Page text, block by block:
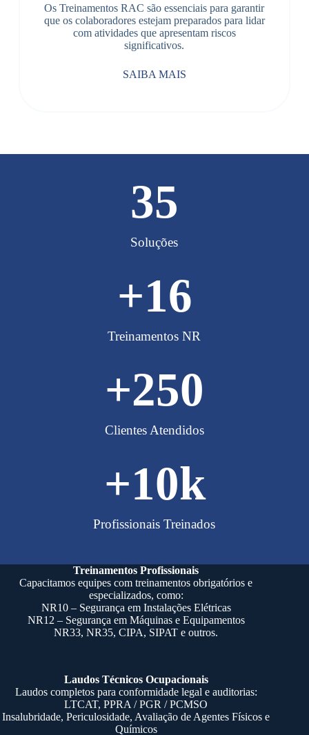
Os Treinamentos RAC são essenciais para garantir
que os colaboradores estejam preparados para lidar
com atividades que apresentam riscos
significativos.
SAIBA MAIS
Soluções
35
Treinamentos NR
+16
Clientes Atendidos
+250
Profissionais Treinados
+10k
Treinamentos Profissionais
Capacitamos equipes com treinamentos obrigatórios e
especializados, como:
NR10– Segurança em Instalações Elétricas
NR12 – Segurança em Máquinas e Equipamentos
NR33,NR35,CIPA, SIPAT e outros.
Laudos Técnicos Ocupacionais
Laudos completos para conformidade legal e auditorias:
LTCAT, PPRA / PGR / PCMSO
Insalubridade, Periculosidade, Avaliação de Agentes Físicos e
Químicos